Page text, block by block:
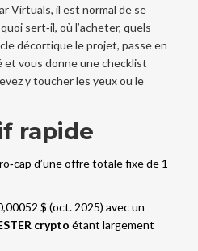
Virtuals, il est normal de se
sert‑il, où l’acheter, quels
décortique le projet, passe en
et vous donne une checklist
y toucher les yeux ou le
rapide
d’une offre totale fixe de 1
$ (oct. 2025) avec un
crypto étant largement